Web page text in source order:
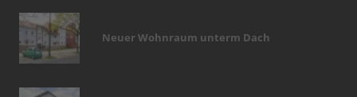
Neuer Wohnraum unterm Dach